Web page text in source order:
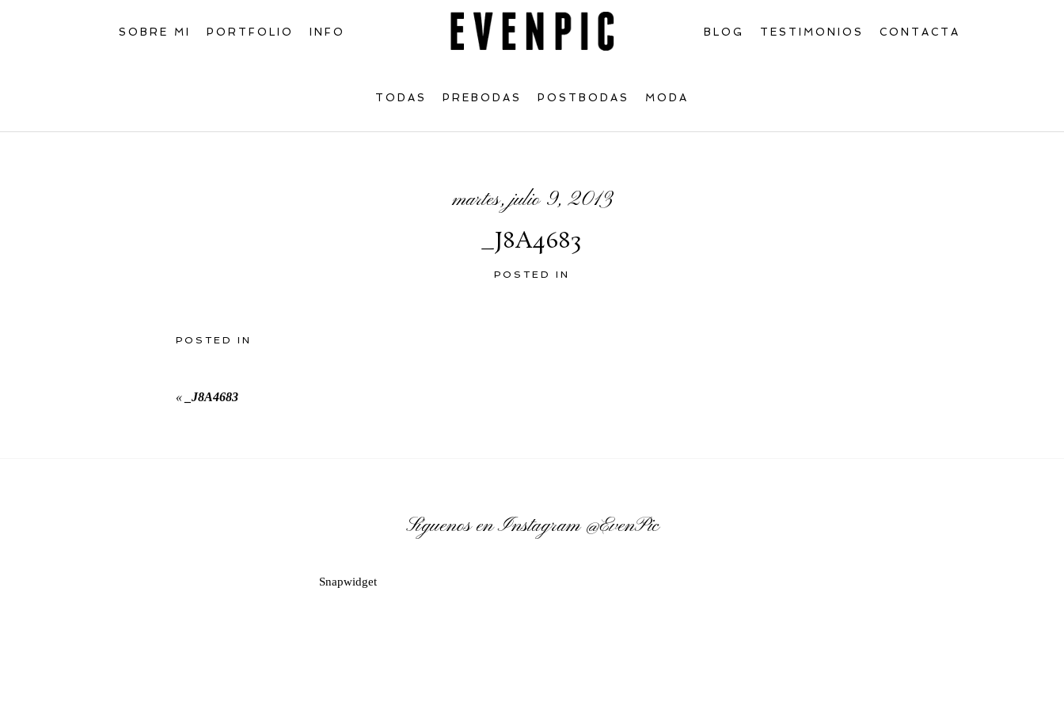
SOBRE MI PORTFOLIO INFO BLOG TESTIMONIOS CONTACTA
TODAS PREBODAS POSTBODAS MODA
martes, julio 9, 2013
_J8A4683
POSTED IN
POSTED IN
« _J8A4683
Síguenos en Instagram@EvenPic
Snapwidget